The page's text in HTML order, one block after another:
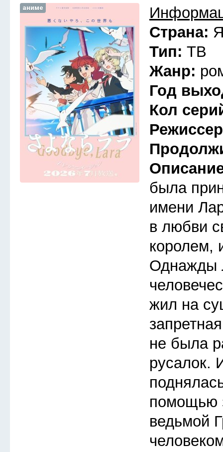
аниме
Страна:
Тип: ТВ
Жанр:
Год
Кол
была
имени
в любви
королем,
Однажды
жил на
не была
русалок.
помощью
ведьмой